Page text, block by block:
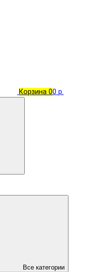
Корзина 00 р.
Все категории